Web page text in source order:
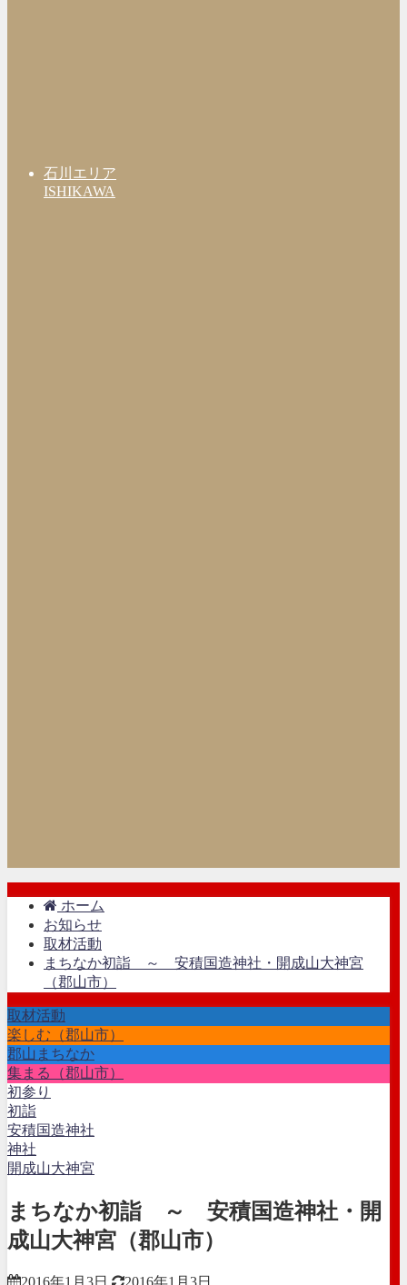
石川エリア
ISHIKAWA
ホーム
お知らせ
取材活動
まちなか初詣 ～ 安積国造神社・開成山大神宮
（郡山市）
取材活動
楽しむ（郡山市）
郡山まちなか
集まる（郡山市）
初参り
初詣
安積国造神社
神社
開成山大神宮
まちなか初詣 ～ 安積国造神社・開
成山大神宮（郡山市）
2016年1月3日 2016年1月3日